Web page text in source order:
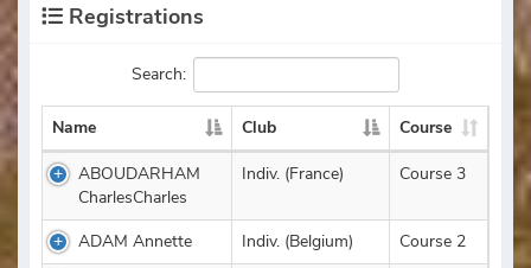
Registrations
Search:
Name Club Course
ABOUDARHAM
CharlesCharles
Indiv. (France) Course 3
ADAM Annette Indiv. (Belgium)
Course 2